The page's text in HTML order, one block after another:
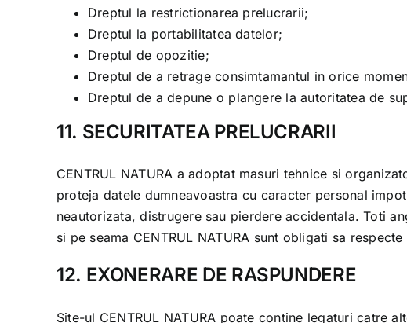
Dreptul la restrictionarea prelucrarii;
Dreptul la portabilitatea datelor;
Dreptul de opozitie;
Dreptul de a retrage consimtamantul in orice
Dreptul de a depune o plangere la autoritatea de
11. SECURITATEA PRELUCRARII
CENTRUL NATURA a adoptat masuri tehnice si
proteja datele dumneavoastra cu caracter personal
neautorizata, distrugere sau pierdere accidentala. Toti
si pe seama CENTRUL NATURA sunt obligati sa
12. EXONERARE DE RASPUNDERE
Site-ul CENTRUL NATURA poate contine legaturi catre